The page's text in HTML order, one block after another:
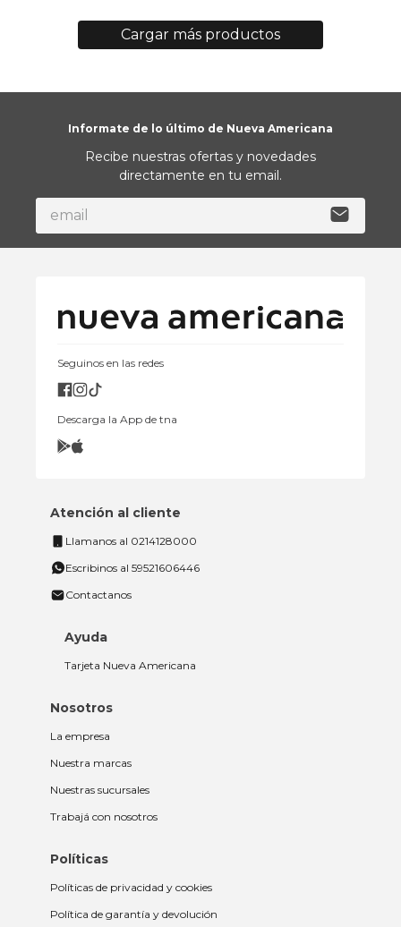
Informate de lo último de Nueva Americana
Recibe nuestras ofertas y novedades
directamente en tu email.
Seguinos en las redes
Descarga la App de tna
Atención al cliente
Llamanos al 0214128000
Escribinos al 59521606446
Contactanos
Ayuda
Tarjeta Nueva Americana
Nosotros
La empresa
Nuestra marcas
Nuestras sucursales
Trabajá con nosotros
Políticas
Políticas de privacidad y cookies
Política de garantía y devolución